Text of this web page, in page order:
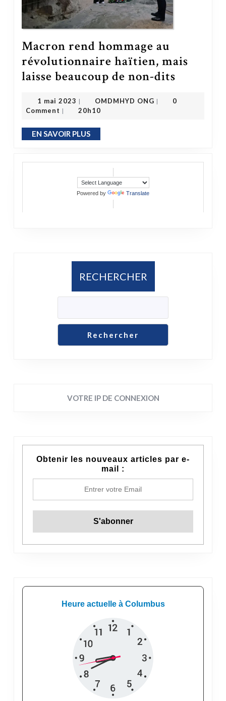
Macron rend hommage au
révolutionnaire haïtien, mais
laisse beaucoup de non-dits
1 mai 2023 | OMDMHYD ONG |
0
Comment | 20h10
EN SAVOIR PLUSEN SAVOIR PLUS
Powered by Translate
RECHERCHER
Rechercher
VOTRE IP DE CONNEXION
Obtenir les nouveaux articles par e-
mail :